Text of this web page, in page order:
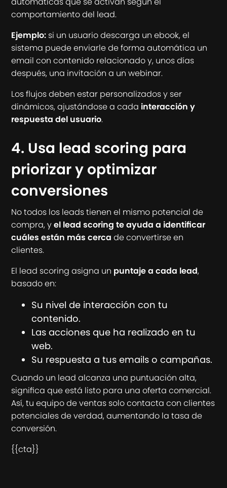
comportamiento del lead.
Ejemplo: si un usuario descarga un ebook, el
sistema puede enviarle de forma automática un
email con contenido relacionado y, unos días
después, una invitación a un webinar.
Los flujos deben estar personalizados y ser
dinámicos, ajustándose a cada interacción y
respuesta del usuario.
4. Usa lead scoring para
priorizar y optimizar
conversiones
No todos los leads tienen el mismo potencial de
compra, yel lead scoring te ayuda a identificar
cuáles están más cerca de convertirse en
clientes.
El lead scoring asigna un puntaje a cada lead,
basado en:
Su nivel de interacción con tu
contenido.
Las acciones que ha realizado en tu
web.
Su respuesta a tus emails o campañas.
Cuando un lead alcanza una puntuación alta,
significa que está listo para una oferta comercial.
Así, tu equipo de ventas solo contacta con clientes
potenciales de verdad, aumentando la tasa de
conversión.
{{cta}}